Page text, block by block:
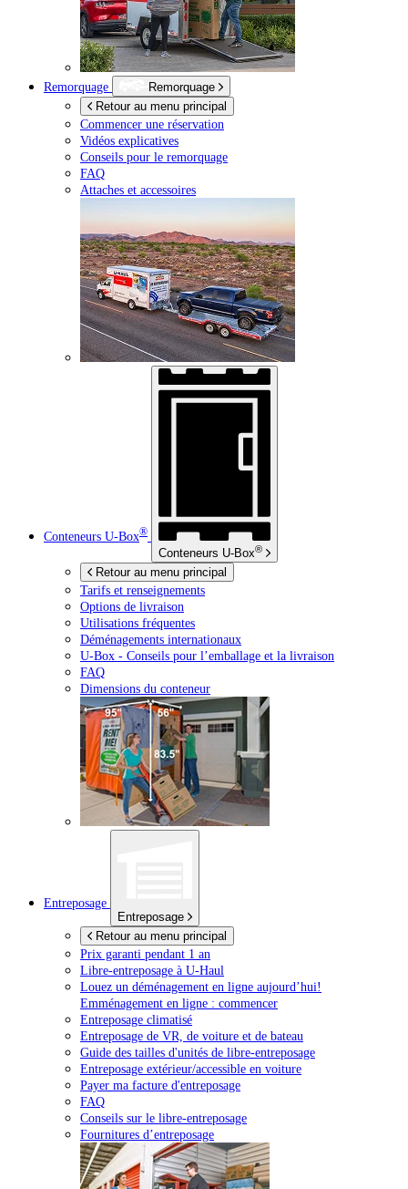
Remorquage
Remorquage
Retour au menu principal
Commencer une réservation
Vidéos explicatives
Conseils pour le remorquage
FAQ
Attaches et accessoires
Conteneurs U-Box®
Conteneurs U-Box®
Retour au menu principal
Tarifs et renseignements
Options de livraison
Utilisations fréquentes
Déménagements internationaux
U-Box - Conseils pour l’emballage et la livraison
FAQ
Dimensions du conteneur
Entreposage
Entreposage
Retour au menu principal
Prix garanti pendant 1 an
Libre-entreposage à U-Haul
Louez un déménagement en ligne aujourd’hui!
Emménagement en ligne : commencer
Entreposage climatisé
Entreposage de VR, de voiture et de bateau
Guide des tailles d'unités de libre-entreposage
Entreposage extérieur/accessible en voiture
Payer ma facture d'entreposage
FAQ
Conseils sur le libre-entreposage
Fournitures d’entreposage